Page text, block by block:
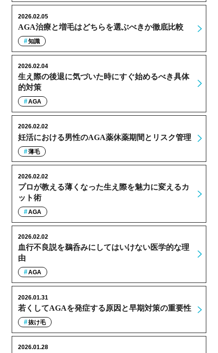
AGA治療と増毛はどちらを選ぶべきか徹底比較
2026.02.05
知識
生え際の後退に気づいた時にすぐ始めるべき具体
的対策
2026.02.04
AGA
妊活における男性のAGA薬休薬期間とリスク管理
2026.02.02
薄毛
プロが教える薄くなった生え際を魅力に変えるカ
ット術
2026.02.02
AGA
血行不良説を鵜呑みにしてはいけない医学的な理
由
2026.02.02
AGA
若くしてAGAを発症する原因と早期対策の重要性
2026.01.31
抜け毛
2026.01.28